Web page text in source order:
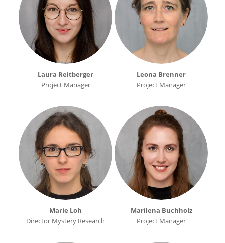
Laura Reitberger
Project Manager
Leona Brenner
Project Manager
Marie Loh
Director Mystery Research
Marilena Buchholz
Project Manager